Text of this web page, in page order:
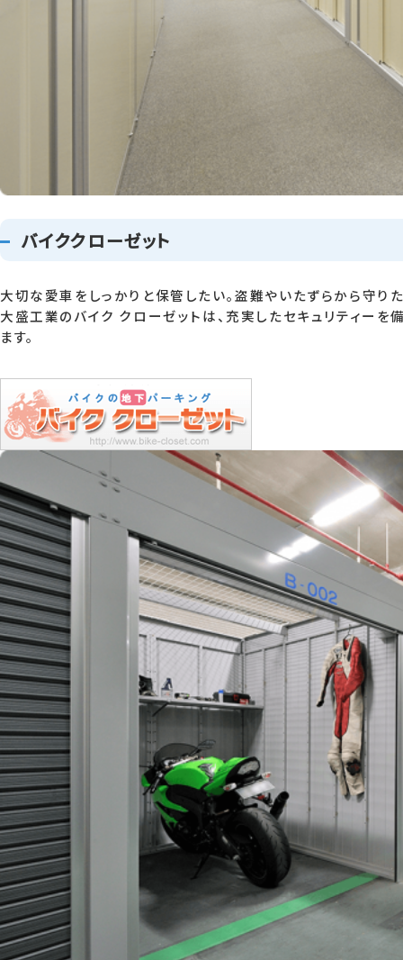
バイククローゼット
大切な愛車をしっかりと保管したい。盗難やいたずらから守り
大盛工業のバイク クローゼットは、充実したセキュリティー
ます。